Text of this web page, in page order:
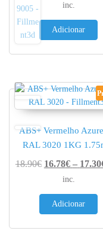
inc.
Adicionar
ABS+ Vermelho
RAL 3020 1KG
18.90€ 16.78€ – 17.30
inc.
Adicionar